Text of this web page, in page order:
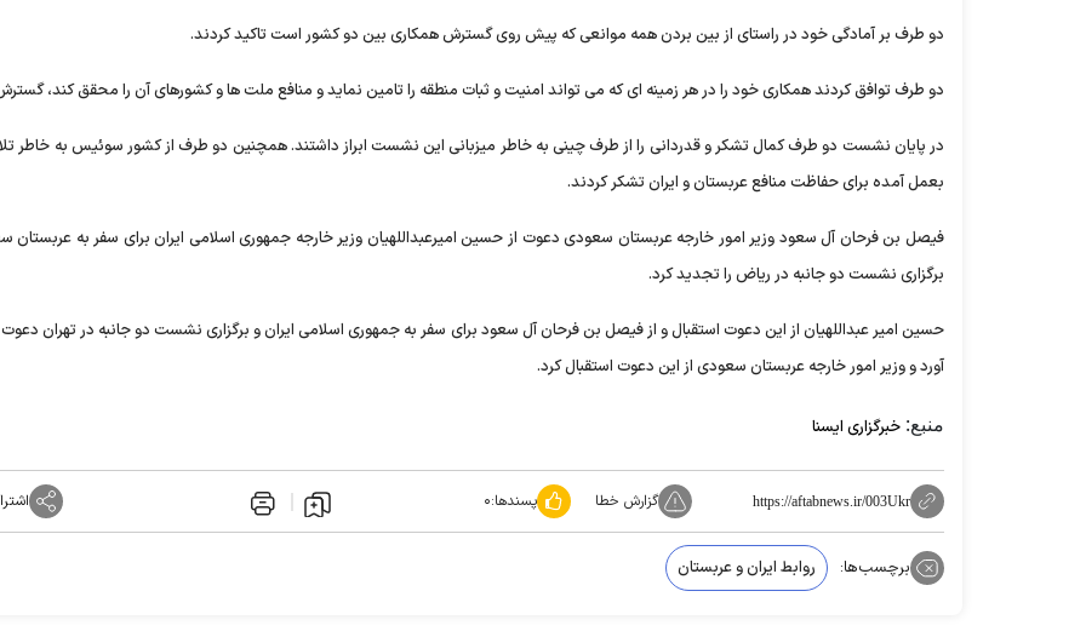
دو طرف بر آمادگی خود در راستای از بین بردن همه موانعی که پیش روی گسترش همکاری بین دو کشور است تاکید کردند.
دو طرف توافق کردند همکاری خود را در هر زمینه ای که می تواند امنیت و ثبات منطقه را تامین نماید و منافع ملت ها و کشورهای آن را محقق کند،
در پایان نشست دو طرف کمال تشکر و قدردانی را از طرف چینی به خاطر میزبانی این نشست ابراز داشتند. همچنین دو طرف از کشور سوئیس به خاطر
بعمل آمده برای حفاظت منافع عربستان و ایران تشکر کردند.
فیصل بن فرحان آل سعود وزیر امور خارجه عربستان سعودی دعوت از حسین امیرعبداللهیان وزیر خارجه جمهوری اسلامی ایران برای سفر به عربستان
برگزاری نشست دو جانبه در ریاض را تجدید کرد.
حسین امیر عبداللهیان از این دعوت استقبال و از فیصل بن فرحان آل سعود برای سفر به جمهوری اسلامی ایران و برگزاری نشست دو جانبه در تهران
آورد و وزیر امور خارجه عربستان سعودی از این دعوت استقبال کرد.
منبع: خبرگزاری ایسنا
https://aftabnews.ir/003Ukr گزارش خطا پسندها:۰
برچسب‌ها: روابط ایران و عربستان